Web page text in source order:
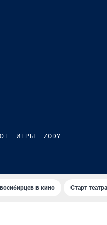
ИГРЫ ZODY
в кино Старт